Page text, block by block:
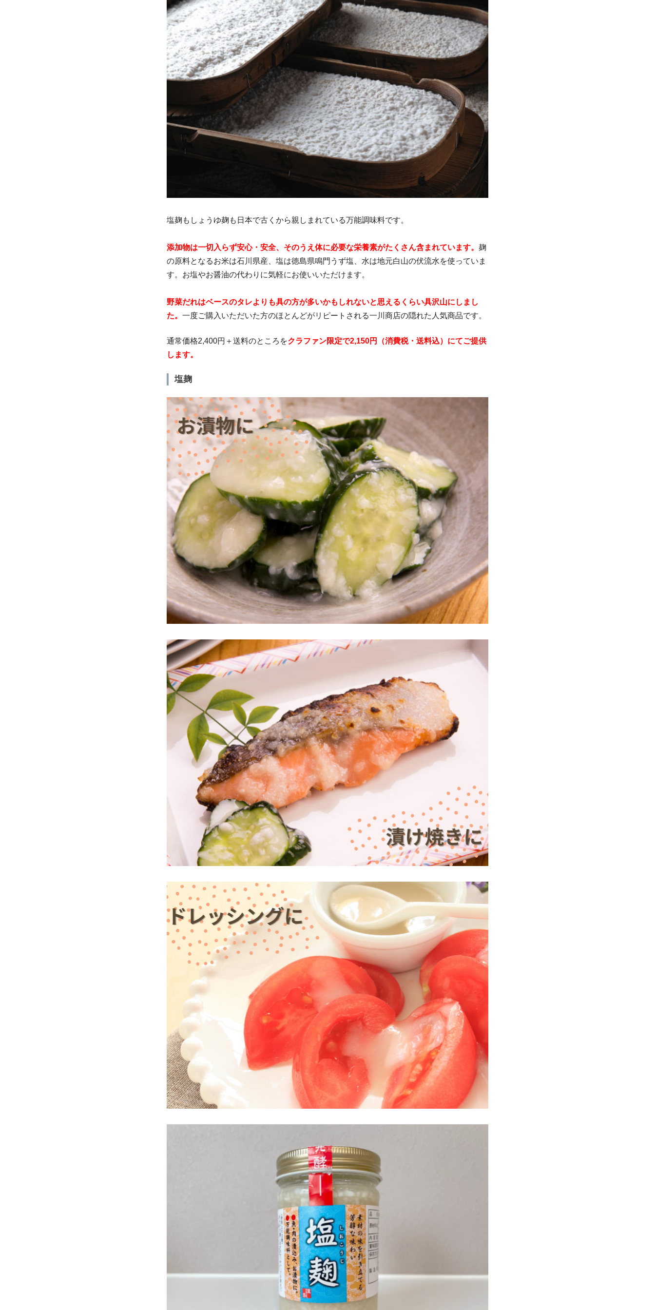
塩麹もしょうゆ麹も日本で古くから親しまれている万能調味料です。
添加物は一切入らず安心・安全、そのうえ体に必要な栄養素がたくさん含まれています。 麹
の原料となるお米は石川県産、塩は徳島県鳴門うず塩、水は地元白山の伏流水を使っていま
す。お塩やお醤油の代わりに気軽にお使いいただけます。
野菜だれはベースのタレよりも具の方が多いかもしれないと思えるくらい具沢山にしまし
た。 一度ご購入いただいた方のほとんどがリピートされる一川商店の隠れた人気商品です。
通常価格2,400円＋送料のところをクラファン限定で2,150円（消費税・送料込）にてご提供
します。
塩麹